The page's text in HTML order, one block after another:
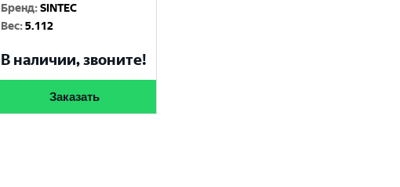
Бренд:SINTEC
Вес:5.112
В наличии, звоните!
Заказать